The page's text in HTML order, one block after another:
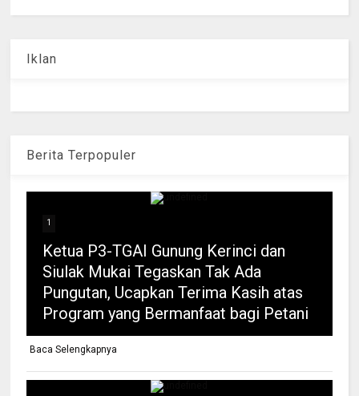
Iklan
Berita Terpopuler
1
Ketua P3-TGAI Gunung Kerinci dan
Siulak Mukai Tegaskan Tak Ada
Pungutan, Ucapkan Terima Kasih atas
Program yang Bermanfaat bagi Petani
Baca Selengkapnya